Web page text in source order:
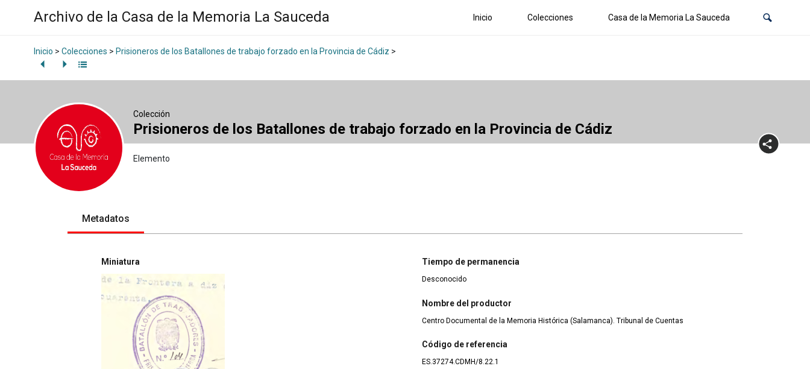
Archivo de la Casa de la Memoria La Sauceda Inicio Colecciones Casa de la Memoria La Sauceda
Inicio > Colecciones > Prisioneros de los Batallones de trabajo forzado en la Provincia de Cádiz >
Colección
Prisioneros de los Batallones de trabajo forzado en la Provincia de Cádiz
Elemento
Metadatos
Miniatura Tiempo de permanencia
Desconocido
Nombre del productor
Centro Documental de la Memoria Histórica (Salamanca). Tribunal de Cuentas
Código de referencia
ES.37274.CDMH/8.22.1